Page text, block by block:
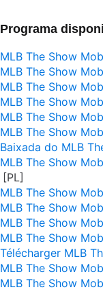
Programa
MLB The Show
MLB The Show
MLB The Show
MLB The Show
MLB The Show
MLB The Show
Baixada do MLB
MLB The Show
MLB The Show
MLB The Show
MLB The Show
MLB The Show
Télécharger MLB
MLB The Show
MLB The Show